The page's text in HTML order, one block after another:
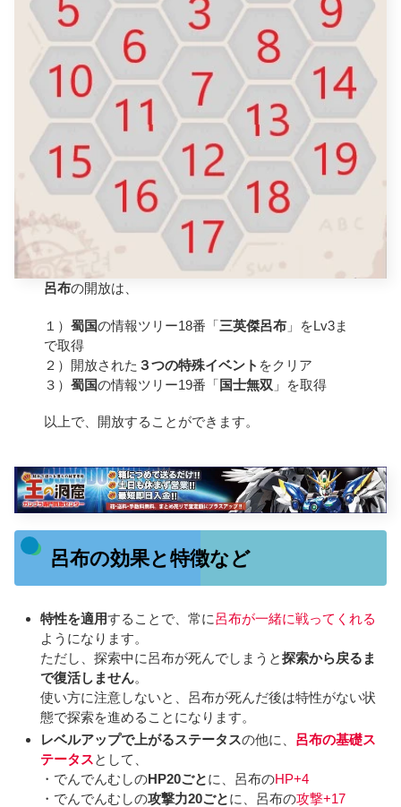
呂布の開放は、
１）蜀国の情報ツリー18番「三英傑呂布 」をLv3ま
で取得
２）開放された ３つの特殊イベント をクリア
３）蜀国の情報ツリー19番「国士無双 」を取得
以上で、開放することができます。
呂布の効果と特徴など
特性を適用することで、常に呂布が一緒に戦ってくれる
ようになります。
ただし、探索中に呂布が死んでしまうと探索から戻るま
で復活しません。
使い方に注意しないと、呂布が死んだ後は特性がない状
態で探索を進めることになります。
レベルアップで上がるステータスの他に、 呂布の基礎ス
テータスとして、
・でんでんむしのHP20ごとに、呂布のHP+4
・でんでんむしの攻撃力20ごとに、呂布の攻撃+17